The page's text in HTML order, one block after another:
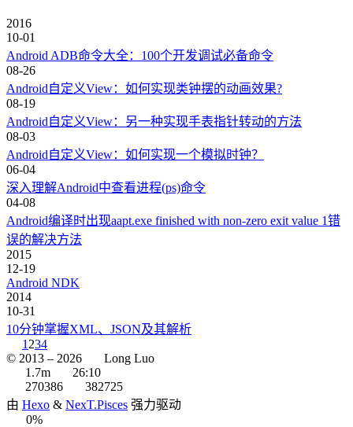
2016
10-01
Android ADB命令大全：100个开发调试必备命令
08-26
Android自定义View：如何实现类钟摆的动画效果?
08-19
Android自定义View：另一种实现手表指针转动的方法
08-03
Android自定义View：如何实现一个模拟时钟？
06-04
深入理解Android中查看进程(ps)命令
04-08
Android编译时出现aapt.exe finished with non-zero exit value 1错
误的解决方法
2015
12-19
Android NDK
2014
10-31
10分钟掌握XML、JSON及其解析
1 234
© 2013 – 2026
Long Luo
1.7m
26:10
270386
382725
由 Hexo & NexT.Pisces 强力驱动
0%